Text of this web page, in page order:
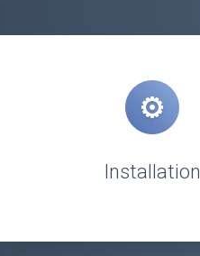
Installation